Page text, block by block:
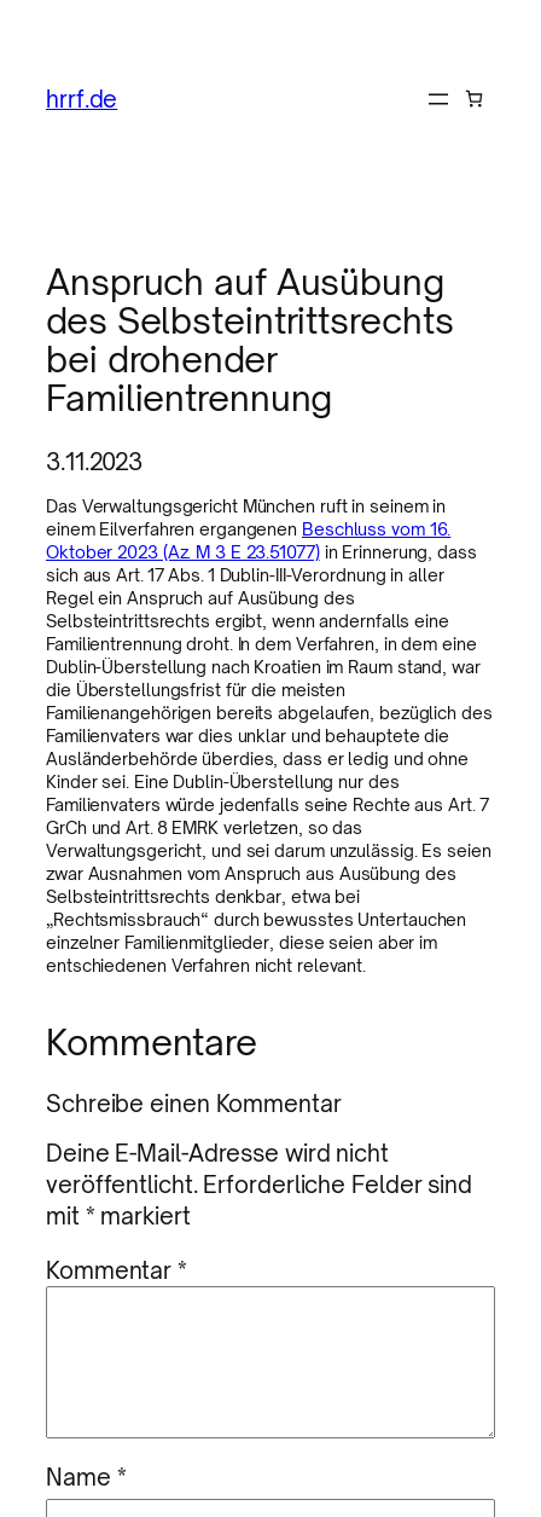
hrrf.de
Anspruch auf Ausübung
des Selbsteintrittsrechts
bei drohender
Familientrennung
3.11.2023
Das Verwaltungsgericht München ruft in seinem in
einem Eilverfahren ergangenen Beschluss vom 16.
Oktober 2023 (Az. M 3 E 23.51077)in Erinnerung, dass
sich aus Art. 17 Abs. 1 Dublin-III-Verordnung in aller
Regel ein Anspruch auf Ausübung des
Selbsteintrittsrechts ergibt, wenn andernfalls eine
Familientrennung droht. In dem Verfahren, in dem eine
Dublin-Überstellung nach Kroatien im Raum stand, war
die Überstellungsfrist für die meisten
Familienangehörigen bereits abgelaufen, bezüglich des
Familienvaters war dies unklar und behauptete die
Ausländerbehörde überdies, dass er ledig und ohne
Kinder sei. Eine Dublin-Überstellung nur des
Familienvaters würde jedenfalls seine Rechte aus Art. 7
GrCh und Art. 8 EMRK verletzen, so das
Verwaltungsgericht, und sei darum unzulässig. Es seien
zwar Ausnahmen vom Anspruch aus Ausübung des
Selbsteintrittsrechts denkbar, etwa bei
„Rechtsmissbrauch“ durch bewusstes Untertauchen
einzelner Familienmitglieder, diese seien aber im
entschiedenen Verfahren nicht relevant.
Kommentare
Schreibe einen Kommentar
Deine E-Mail-Adresse wird nicht
veröffentlicht. Erforderliche Felder sind
mit * markiert
Kommentar*
Name *